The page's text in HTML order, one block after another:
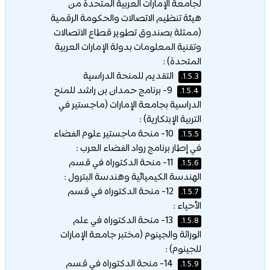
لجامعة الإمارات العربية المتحدة من
هيئة تنظيم الاتصالات والحكومة الرقمية
(ممثلة بصندوق تطوير قطاع الاتصالات
وتقنية المعلومات بدولة الإمارات العربية
المتحدة) :
1.5.3. التقديم للمنحة الدراسية
1.5.4.
9- برنامج حمدان بن راشد للمنح
الدراسية بجامعة الإمارات (ماجستير في
التربية الإبتكارية) :
1.5.5.
10- منحة ماجستير علوم الفضاء
في إطار برنامج رواد الفضاء العرب :
1.5.6.
11- منحة الدكتوراه في قسم
الهندسة الكيميائية وهندسة البترول :
1.5.7.
12- منحة الدكتوراه في قسم
الأحياء :
1.5.8.
13- منحة الدكتوراه في علم
الوراثة والجينوم (مختبر جامعة الإمارات
للجينوم) :
1.5.9.
14- منحة الدكتوراه في قسم